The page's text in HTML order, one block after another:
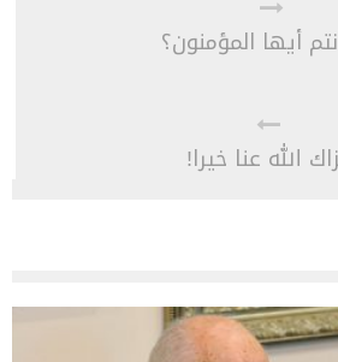
أيها المؤمنون؟
الله عنا خيرا!